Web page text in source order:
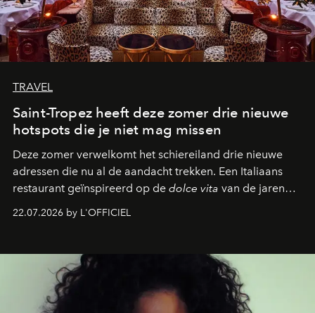
TRAVEL
Saint-Tropez heeft deze zomer drie nieuwe
hotspots die je niet mag missen
Deze zomer verwelkomt het schiereiland drie nieuwe
adressen die nu al de aandacht trekken. Een Italiaans
restaurant geïnspireerd op de dolce vita van de jaren
zestig, een Japanse hotspot die na zonsondergang
verandert in een bruisende ontmoetingsplek en de
neerstrijkt in Saint-Tropez. Dit zijn de nieuwe adressen
die deze zomer de toon zetten, van lange lunches tot
zwoele nachten.
22.07.2026 by L'OFFICIEL